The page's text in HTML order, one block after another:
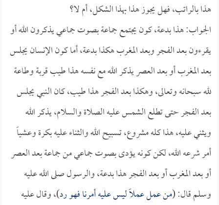
هذا بالراتب، فهل يجوز هذا بهذا الشكل، أم لا؟
الجواب: هذا بدعة، كون يجتمع جماعة بصوت جماعي يذكرون الله أو
يقرءون بعد الفجر وبعد المغرب هكذا بدعة، أما كون الإنسان يجلس
بعد المغرب أو بعد العصر يذكر الله مع نفسه هذا طيب قربة وطاعة
لله سبحانه وتعالى، وهكذا بعد الفجر هذا طيب، كان النبي يجلس
بعد الفجر حتى تطلع الشمس عليه الصلاة والسلام، يذكر الله
ويثني عليه، هذا كله مشروع، تسبيح الله والثناء عليه بكرة وعشياً
أمر شرعه الله، لكن كونه يؤدى بصوت جماعي من جماعة بعد العصر
أو بعد المغرب أو بعد الفجر هذا بدعة، والرسول صلى الله عليه
وسلم قال: (من عمل عملاً ليس عليه أمرنا فهو رد)، وقال عليه